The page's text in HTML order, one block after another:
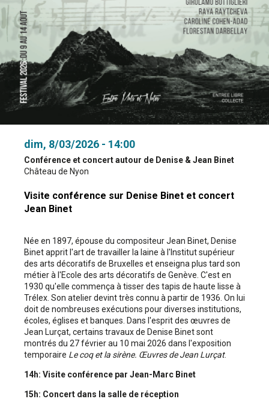
dim, 8/03/2026 - 14:00
Conférence et concert autour de Denise & Jean Binet
Château de Nyon
Visite conférence sur Denise Binet et concert
Jean Binet
Née en 1897, épouse du compositeur Jean Binet, Denise
Binet apprit l'art de travailler la laine à l'Institut supérieur
des arts décoratifs de Bruxelles et enseigna plus tard son
métier à l'Ecole des arts décoratifs de Genève. C'est en
1930 qu'elle commença à tisser des tapis de haute lisse à
Trélex. Son atelier devint très connu à partir de 1936. On lui
doit de nombreuses exécutions pour diverses institutions,
écoles, églises et banques. Dans l'esprit des œuvres de
Jean Lurçat, certains travaux de Denise Binet sont
montrés du 27 février au 10 mai 2026 dans l'exposition
temporaire Le coq et la sirène. Œuvres de Jean Lurçat.
14h: Visite conférence par Jean-Marc Binet
15h: Concert dans la salle de réception